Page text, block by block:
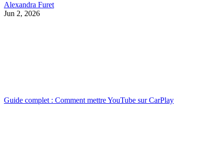
Alexandra Furet
Jun 2, 2026
Guide complet : Comment mettre YouTube sur CarPlay